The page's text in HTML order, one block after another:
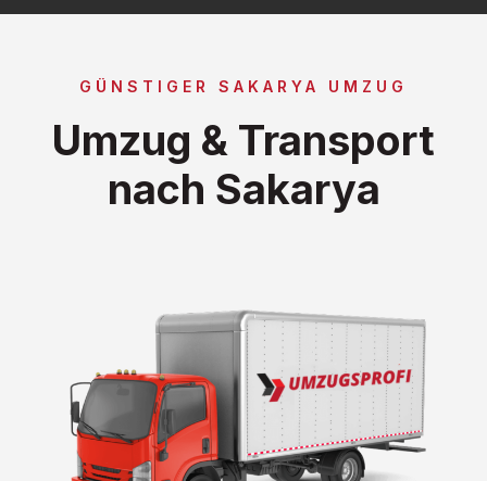
GÜNSTIGER SAKARYA UMZUG
Umzug & Transport
nach Sakarya